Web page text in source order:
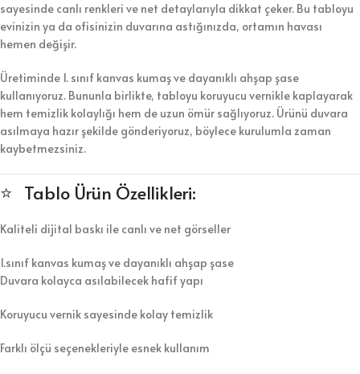
sayesinde canlı renkleri ve net detaylarıyla dikkat çeker. Bu tabloyu
evinizin ya da ofisinizin duvarına astığınızda, ortamın havası
hemen değişir.
Üretiminde 1. sınıf kanvas kumaş ve dayanıklı ahşap şase
kullanıyoruz. Bununla birlikte, tabloyu koruyucu vernikle kaplayarak
hem temizlik kolaylığı hem de uzun ömür sağlıyoruz. Ürünü duvara
asılmaya hazır şekilde gönderiyoruz, böylece kurulumla zaman
kaybetmezsiniz.
⭐ Tablo Ürün Özellikleri:
Kaliteli dijital baskı ile canlı ve net görseller
1.sınıf kanvas kumaş ve dayanıklı ahşap şase
Duvara kolayca asılabilecek hafif yapı
Koruyucu vernik sayesinde kolay temizlik
Farklı ölçü seçenekleriyle esnek kullanım